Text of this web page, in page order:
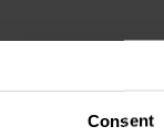
Consent